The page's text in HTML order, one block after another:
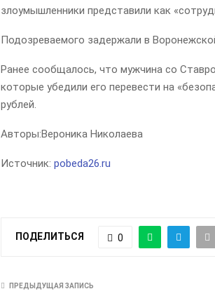
злоумышленники представили как
Подозреваемого задержали в
Ранее сообщалось, что мужчина со
которые убедили его перевести на
рублей.
Авторы:Вероника Николаева
Источник: pobeda26.ru
ПОДЕЛИТЬСЯ 0
ПРЕДЫДУЩАЯ ЗАПИСЬ